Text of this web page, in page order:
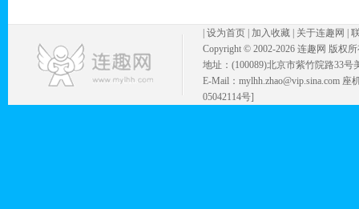
设为首页 加入收藏 关于连趣网
Copyright © 2002-2026 连趣网 版权
地址：(100089)北京市紫竹院路33号
E-Mail：mylhh.zhao@vip.sina.com
05042114号]